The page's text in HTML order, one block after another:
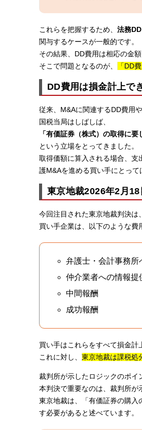
これらを把握するため、 法務
関与するケースが一般的です。
その結果、DD費用は相応の金
そこで問題となるのが、
「DD
DD費用は損金計上で
従来、M&Aに関連するDD費用
国税当局はしばしば、
「有価証券（株式）の取得に
という立場をとってきました。
取得価額に算入される場合、
護M&Aを進める買い手にとって
東京地裁2026年2月
今回注目された東京地裁判決は
買い手企業は、以下のような費
弁護士・会計事務所
仲介業者への情報提
中間報酬
成功報酬
買い手はこれらをすべて損金計
これに対し、 東京地裁は課税処
裁判所が示したロジックのポイ
本判決で重要なのは、裁判所が
東京地裁は、「有価証券の購入
す必要があると述べています。